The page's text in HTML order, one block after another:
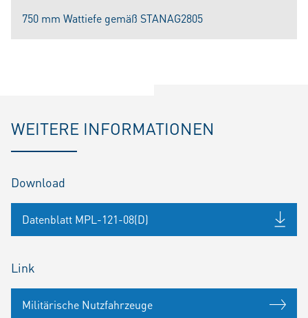
750 mm Wattiefe gemäß STANAG2805
WEITERE INFORMATIONEN
Download
Datenblatt MPL-121-08(D)
Link
Militärische Nutzfahrzeuge